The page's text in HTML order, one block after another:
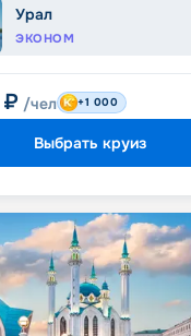
Урал
ЭКОНОМ
₽ /чел +1 000
Выбрать круиз